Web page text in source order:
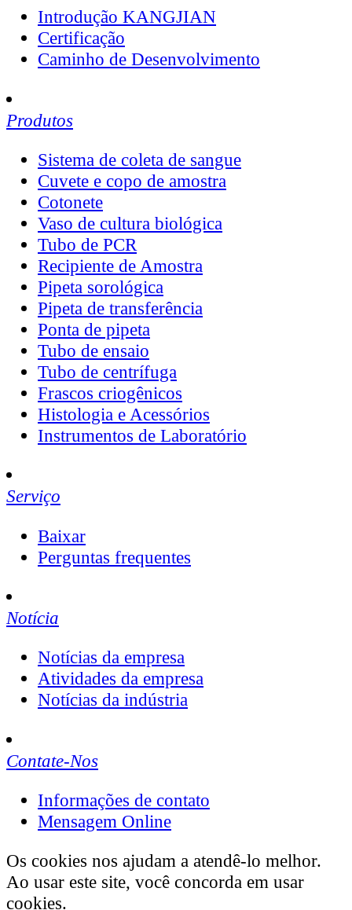
Introdução KANGJIAN
Certificação
Caminho de Desenvolvimento
Produtos
Sistema de coleta de sangue
Cuvete e copo de amostra
Cotonete
Vaso de cultura biológica
Tubo de PCR
Recipiente de Amostra
Pipeta sorológica
Pipeta de transferência
Ponta de pipeta
Tubo de ensaio
Tubo de centrífuga
Frascos criogênicos
Histologia e Acessórios
Instrumentos de Laboratório
Serviço
Baixar
Perguntas frequentes
Notícia
Notícias da empresa
Atividades da empresa
Notícias da indústria
Contate-Nos
Informações de contato
Mensagem Online
Os cookies nos ajudam a atendê-lo melhor.
Ao usar este site, você concorda em usar
cookies.